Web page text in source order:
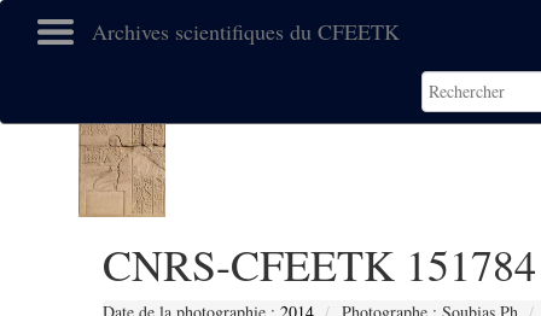
Archives scientifiques du CFEETK
CNRS-CFEETK 151784